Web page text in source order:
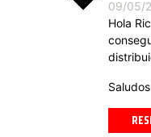
09/05/
Hola